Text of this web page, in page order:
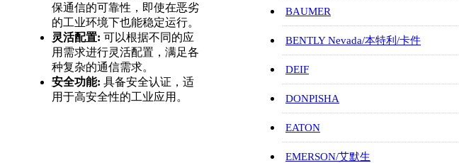
保通信的可靠性，即使在恶劣
的工业环境下也能稳定运行。
灵活配置: 可以根据不同的应
用需求进行灵活配置，满足各
种复杂的通信需求。
安全功能: 具备安全认证，适
用于高安全性的工业应用。
BAUMER
BENTLY Nevada/本特利/卡件
DEIF
DONPISHA
EATON
EMERSON/艾默生